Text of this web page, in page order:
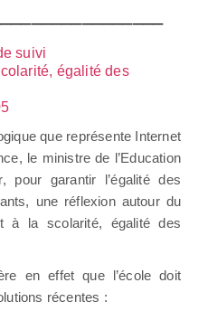
suivi
égalité des
que représente Internet
le ministre de l’Education
pour garantir l’égalité des
une réflexion autour du
à la scolarité, égalité des
en effet que l’école doit
récentes :